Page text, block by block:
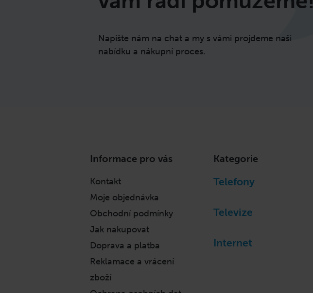
Napište nám na chat a my s vámi projdeme naši
nabídku a nákupní proces.
Informace pro vás
Kontakt
Moje objednávka
Obchodní podmínky
Jak nakupovat
Doprava a platba
Reklamace a vrácení
zboží
Kategorie
Telefony
Televize
Internet